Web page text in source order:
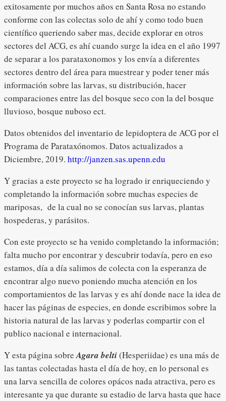
exitosamente por muchos años en Santa Rosa no estando
conforme con las colectas solo de ahí y como todo buen
científico queriendo saber mas, decide explorar en otros
sectores del ACG, es ahí cuando surge la idea en el año 1997
de separar a los parataxonomos y los envía a diferentes
sectores dentro del área para muestrear y poder tener más
información sobre las larvas, su distribución, hacer
comparaciones entre las del bosque seco con la del bosque
lluvioso, bosque nuboso ect.
Datos obtenidos del inventario de lepidoptera de ACG por el
Programa de Parataxónomos. Datos actualizados a
Diciembre, 2019. http://janzen.sas.upenn.edu
Y gracias a este proyecto se ha logrado ir enriqueciendo y
completando la información sobre muchas especies de
mariposas, de la cual no se conocían sus larvas, plantas
hospederas, y parásitos.
Con este proyecto se ha venido completando la información;
falta mucho por encontrar y descubrir todavía, pero en eso
estamos, día a día salimos de colecta con la esperanza de
encontrar algo nuevo poniendo mucha atención en los
comportamientos de las larvas y es ahí donde nace la idea de
hacer las páginas de especies, en donde escribimos sobre la
historia natural de las larvas y poderlas compartir con el
publico nacional e internacional.
Y esta página sobreAgara belti(Hesperiidae) es una más de
las tantas colectadas hasta el día de hoy, en lo personal es
una larva sencilla de colores opácos nada atractiva, pero es
interesante ya que durante su estadio de larva hasta que hace